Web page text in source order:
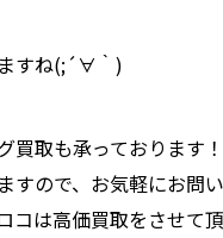
すね(;´∀｀)
買取も承っております！
ので、お気軽にお問
は高価買取をさせて